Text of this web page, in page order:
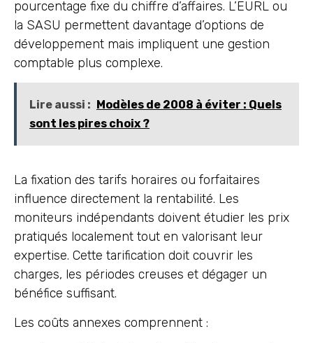
pourcentage fixe du chiffre d’affaires. L’EURL ou
la SASU permettent davantage d’options de
développement mais impliquent une gestion
comptable plus complexe.
Lire aussi :
Modèles de 2008 à éviter : Quels
sont les pires choix ?
La fixation des tarifs horaires ou forfaitaires
influence directement la rentabilité. Les
moniteurs indépendants doivent étudier les prix
pratiqués localement tout en valorisant leur
expertise. Cette tarification doit couvrir les
charges, les périodes creuses et dégager un
bénéfice suffisant.
Les coûts annexes comprennent :